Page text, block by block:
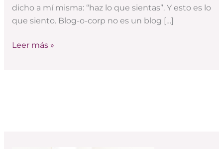
dicho a mí misma: “haz lo que sientas”. Y esto es lo
que siento. Blog-o-corp no es un blog […]
Leer más »